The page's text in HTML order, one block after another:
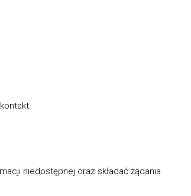
niedostępnej oraz składać żądania